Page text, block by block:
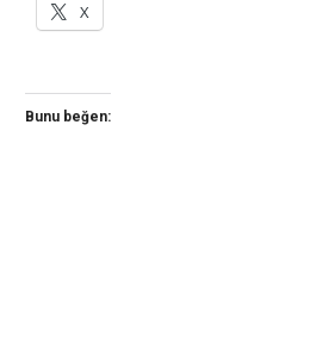
X
Bunu beğen: